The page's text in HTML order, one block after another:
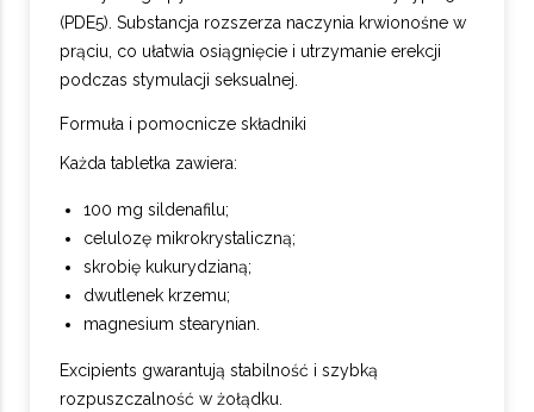
(PDE5). Substancja rozszerza naczynia krwionośne w
prąciu, co ułatwia osiągnięcie i utrzymanie erekcji
podczas stymulacji seksualnej.
Formuła i pomocnicze składniki
Każda tabletka zawiera:
100 mg sildenafilu;
celulozę mikrokrystaliczną;
skrobię kukurydzianą;
dwutlenek krzemu;
magnesium stearynian.
Excipients gwarantują stabilność i szybką
rozpuszczalność w żołądku.